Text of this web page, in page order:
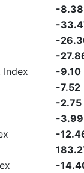
-8.38
-
-
-
Index
-9.10
-7.52
-2.75
-3.99
-
-